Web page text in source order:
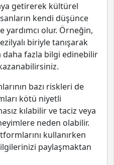
getirerek kültürel
kendi düşünce
yardımcı olur. Örneğin,
biriyle tanışarak
daha fazla bilgi edinebilir
bazı riskleri de
kötü niyetli
kılabilir ve taciz veya
neden olabilir.
kullanırken
paylaşmaktan